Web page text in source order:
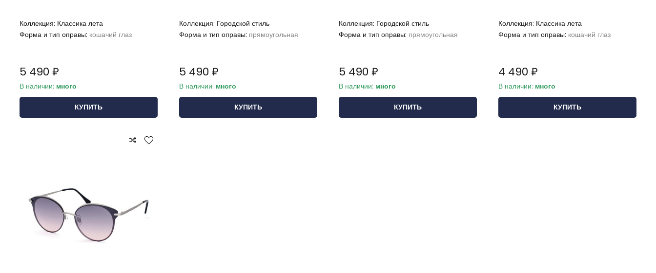
Коллекция: Классика лета
Форма и тип оправы: кошачий глаз
5 490 ₽
В наличии: много
КУПИТЬ
Коллекция: Городской стиль
Форма и тип оправы: прямоугольная
5 490 ₽
В наличии: много
КУПИТЬ
Коллекция: Городской стиль
Форма и тип оправы: прямоугольная
5 490 ₽
В наличии: много
КУПИТЬ
Коллекция: Классика лета
Форма и тип оправы: кошачий глаз
4 490 ₽
В наличии: много
КУПИТЬ